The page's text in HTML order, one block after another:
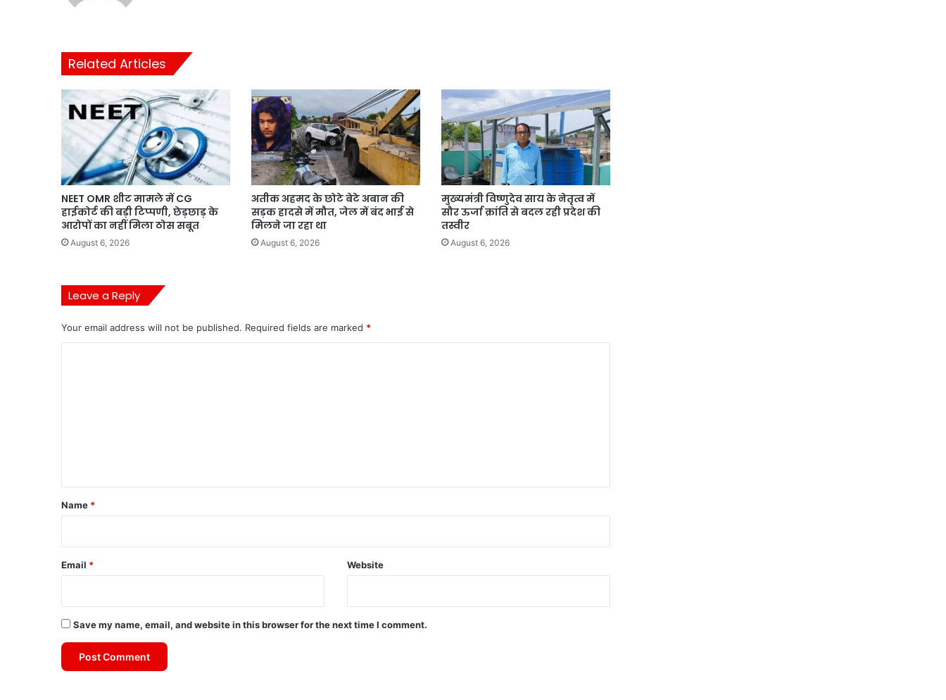
Related Articles
NEET OMR शीट मामले में CG
हाईकोर्ट की बड़ी टिप्पणी, छेड़छाड़ के
आरोपों का नहीं मिला ठोस सबूत
August 6, 2026
अतीक अहमद के छोटे बेटे अबान की
सड़क हादसे में मौत, जेल में बंद भाई से
मिलने जा रहा था
August 6, 2026
मुख्यमंत्री विष्णुदेव साय के नेतृत्व में
सौर ऊर्जा क्रांति से बदल रही प्रदेश की
तस्वीर
August 6, 2026
Leave a Reply
Your email address will not be published. Required fields are marked *
*
Name *
Email * Website
Save my name, email, and website in this browser for the next time I comment.